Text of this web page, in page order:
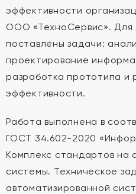
эффективности
ООО «ТехноСервис». Для
поставлены задачи:
проектирование
разработка прототипа и
эффективности.
Работа выполнена в
ГОСТ 34.602-2020
Комплекс стандартов на
системы. Техническое
автоматизированной